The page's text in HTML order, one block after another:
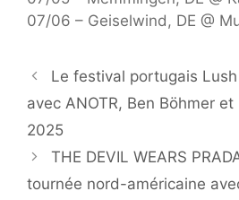
07/06 – Geiselwind, DE @
Le festival portugais
avec ANOTR, Ben Böhmer
2025
THE DEVIL WEARS
tournée nord-américaine